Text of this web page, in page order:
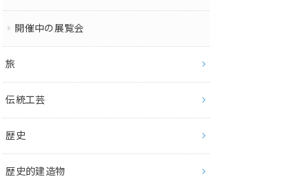
開催中の展覧会
旅
伝統工芸
歴史
歴史的建造物